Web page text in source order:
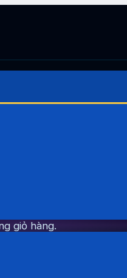
giỏ hàng.